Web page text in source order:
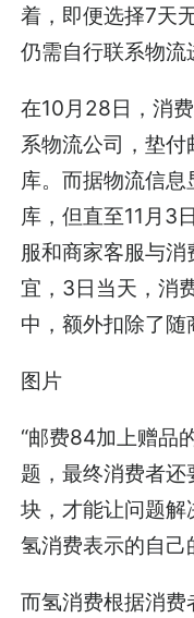
着，即便选择7天
仍需自行联系物流
在10月28日，消
系物流公司，垫
库。而据物流信息
库，但直至11月3
服和商家客服与
宜，3日当天，消
中，额外扣除了随
图片
“邮费84加上赠品
题，最终消费者还
块，才能让问题解
氢消费表示的自己
而氢消费根据消